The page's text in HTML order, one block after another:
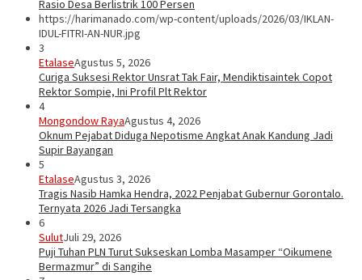
Rasio Desa Berlistrik 100 Persen
https://harimanado.com/wp-content/uploads/2026/03/IKLAN-
IDUL-FITRI-AN-NUR.jpg
3
EtalaseAgustus 5, 2026
Curiga Suksesi Rektor Unsrat Tak Fair, Mendiktisaintek Copot
Rektor Sompie, Ini Profil Plt Rektor
4
Mongondow RayaAgustus 4, 2026
Oknum Pejabat Diduga Nepotisme Angkat Anak Kandung Jadi
Supir Bayangan
5
EtalaseAgustus 3, 2026
Tragis Nasib Hamka Hendra, 2022 Penjabat Gubernur Gorontalo.
Ternyata 2026 Jadi Tersangka
6
SulutJuli 29, 2026
Puji Tuhan PLN Turut Sukseskan Lomba Masamper “Oikumene
Bermazmur” di Sangihe